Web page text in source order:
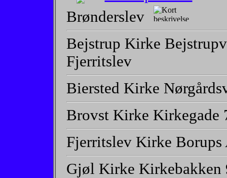
Brønderslev
Bejstrup Kirke
Fjerritslev
Biersted Kirke
Brovst Kirke Kirkegade
Fjerritslev Kirke
Gjøl Kirke Kirkebakken